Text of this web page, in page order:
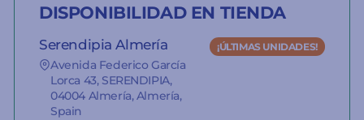
DISPONIBILIDAD EN TIENDA
Serendipia Almería
Avenida Federico García
Lorca 43, SERENDIPIA,
04004 Almería, Almería,
Spain
¡ÚLTIMAS UNIDADES!